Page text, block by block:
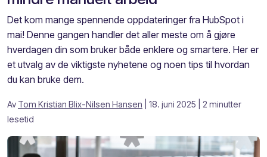
Det kom mange spennende oppdateringer fra HubSpot i
mai! Denne gangen handler det aller meste om å gjøre
hverdagen din som bruker både enklere og smartere. Her er
et utvalg av de viktigste nyhetene og noen tips til hvordan
du kan bruke dem.
Av Tom Kristian Blix-Nilsen Hansen | 18. juni 2025
| 2 minutter
lesetid